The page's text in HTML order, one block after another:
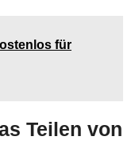
für
Teilen von